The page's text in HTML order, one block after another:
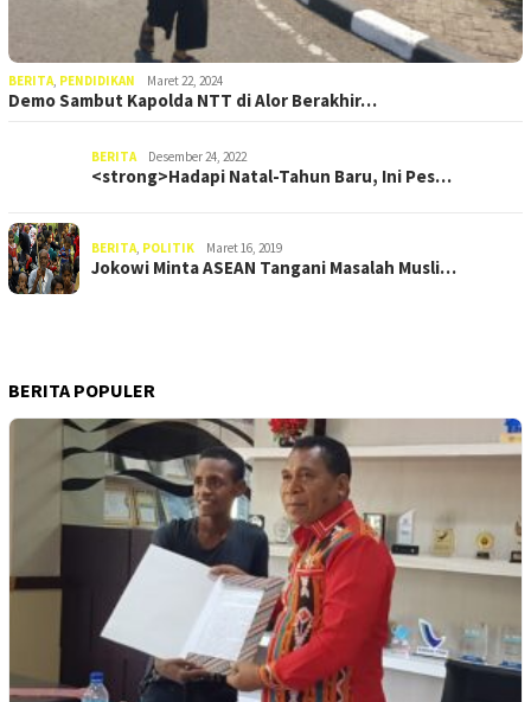
BERITA, PENDIDIKAN Maret 22, 2024
Demo Sambut Kapolda NTT di Alor Berakhir…
BERITA Desember 24, 2022
<strong>Hadapi Natal-Tahun Baru, Ini Pes…
BERITA, POLITIK Maret 16, 2019
Jokowi Minta ASEAN Tangani Masalah Musli…
BERITA POPULER